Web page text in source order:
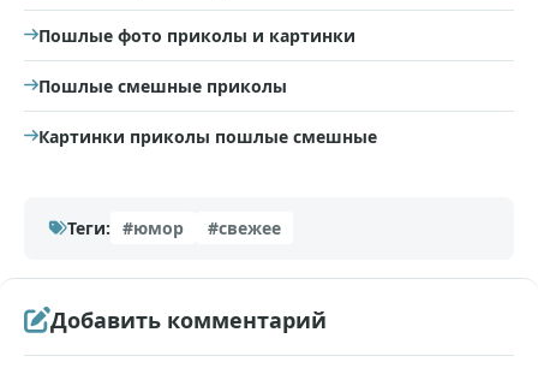
Пошлые фото приколы и картинки
Пошлые смешные приколы
Картинки приколы пошлые смешные
Теги: #юмор #свежее
Добавить комментарий